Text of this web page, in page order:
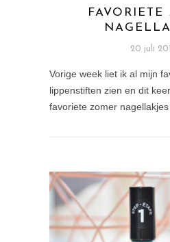
FAVORIETE
20 juli
Vorige week liet ik al mijn
lippenstiften zien en dit
favoriete zomer nagellakjes